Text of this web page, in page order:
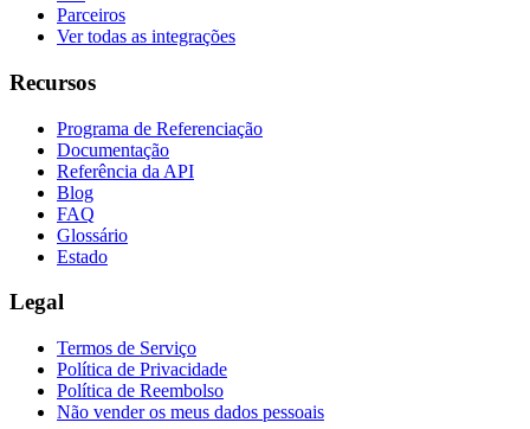
Parceiros
Ver todas as integrações
Recursos
Programa de Referenciação
Documentação
Referência da API
Blog
FAQ
Glossário
Estado
Legal
Termos de Serviço
Política de Privacidade
Política de Reembolso
Não vender os meus dados pessoais